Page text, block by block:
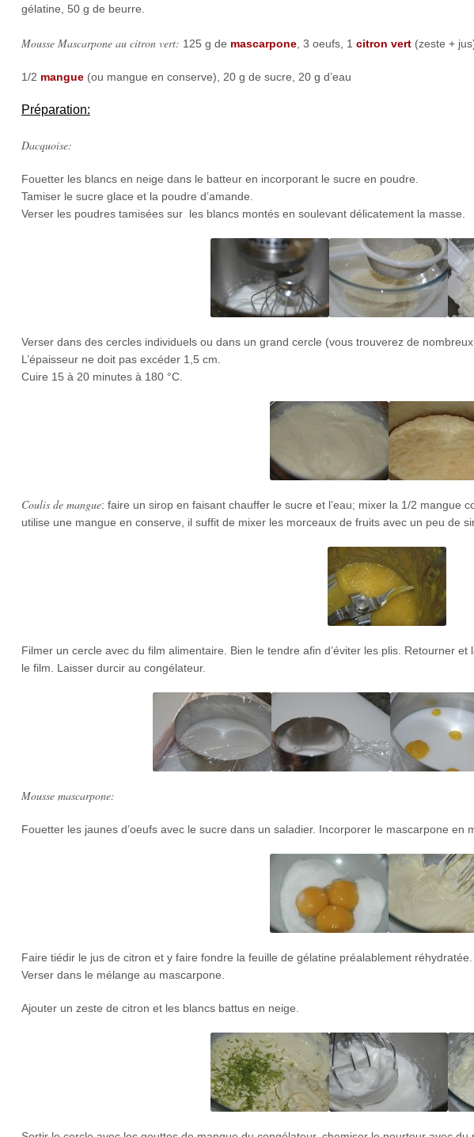
gélatine, 50 g de beurre.
Mousse Mascarpone au citron vert: 125 g de mascarpone, 3 oeufs, 1 citron vert(zeste +
1/2 mangue(ou mangue en conserve), 20 g de sucre, 20 g d’eau
Préparation:
Dacquoise:
Fouetter les blancs en neige dans le batteur en incorporant le sucre en poudre.
Tamiser le sucre glace et la poudre d’amande.
Verser les poudres tamisées sur les blancs montés en soulevant délicatement la masse.
Verser dans des cercles individuels ou dans un grand cercle (vous trouverez de
L’épaisseur ne doit pas excéder 1,5 cm.
Cuire 15 à 20 minutes à 180 °C.
Coulis de mangue: faire un sirop en faisant chauffer le sucre et l’eau; mixer la 1/2 mangue
utilise une mangue en conserve, il suffit de mixer les morceaux de fruits avec un peu de
Filmer un cercle avec du film alimentaire. Bien le tendre afin d’éviter les plis. Retourner
le film. Laisser durcir au congélateur.
Mousse mascarpone:
Fouetter les jaunes d’oeufs avec le sucre dans un saladier. Incorporer le mascarpone en
Faire tiédir le jus de citron et y faire fondre la feuille de gélatine préalablement réhydratée.
Verser dans le mélange au mascarpone.
Ajouter un zeste de citron et les blancs battus en neige.